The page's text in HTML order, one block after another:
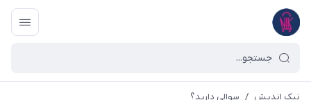
نیک اندیش / سوالی دارید؟